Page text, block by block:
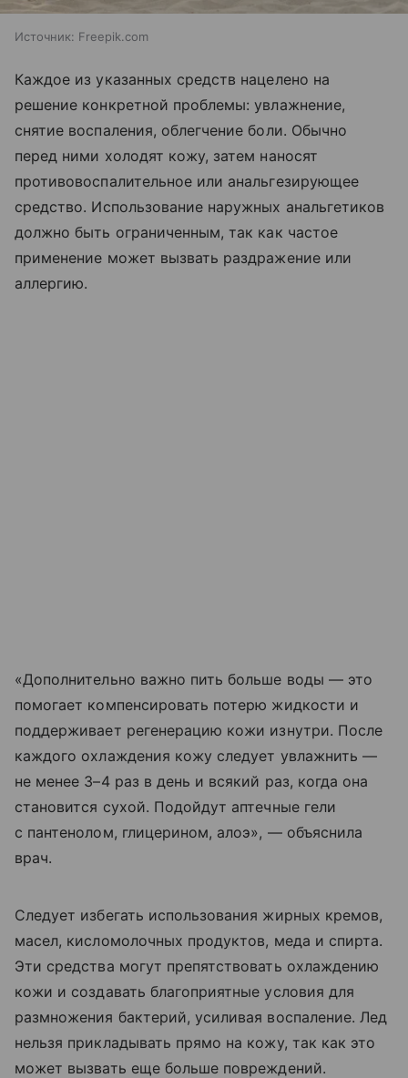
Источник: Freepik.com
Каждое из указанных средств нацелено на
решение конкретной проблемы: увлажнение,
снятие воспаления, облегчение боли. Обычно
перед ними холодят кожу, затем наносят
противовоспалительное или анальгезирующее
средство. Использование наружных анальгетиков
должно быть ограниченным, так как частое
применение может вызвать раздражение или
аллергию.
«Дополнительно важно пить больше воды — это
помогает компенсировать потерю жидкости и
поддерживает регенерацию кожи изнутри. После
каждого охлаждения кожу следует увлажнить —
не менее 3–4 раз в день и всякий раз, когда она
становится сухой. Подойдут аптечные гели
с пантенолом, глицерином, алоэ», — объяснила
врач.
Следует избегать использования жирных кремов,
масел, кисломолочных продуктов, меда и спирта.
Эти средства могут препятствовать охлаждению
кожи и создавать благоприятные условия для
размножения бактерий, усиливая воспаление. Лед
нельзя прикладывать прямо на кожу, так как это
может вызвать еще больше повреждений.